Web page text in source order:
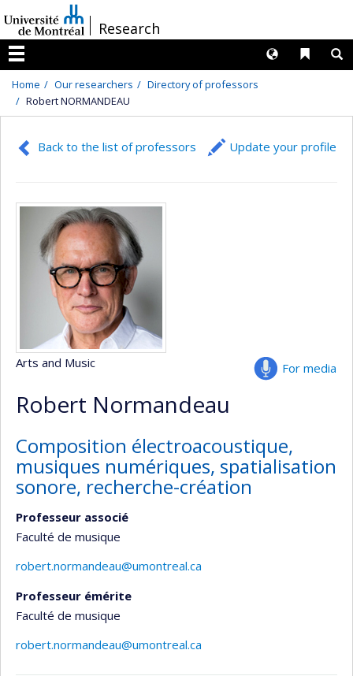
au
contenu
/Research
Menu
Liens
Langues
Home Our researchers
Directory of professors
Robert NORMANDEAU
Back to the list of professors Update your profile
For media
Arts and Music
Robert Normandeau
Composition électroacoustique,
musiques numériques, spatialisation
sonore, recherche-création
Professeur associé
Faculté de musique
robert.normandeau@umontreal.ca
Professeur émérite
Faculté de musique
robert.normandeau@umontreal.ca